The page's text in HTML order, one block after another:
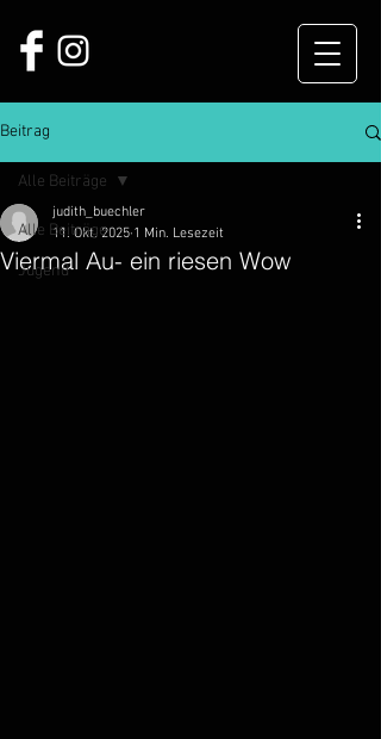
Beitrag
Alle Beiträge
Jugend
Alle Beiträge
Viermal Au- ein riesen Wow
judith_buechler
11. Okt. 2025 1 Min. Lesezeit